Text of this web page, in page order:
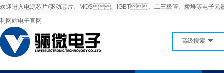
欢迎进入电源芯片/驱动芯片、MOS、IGBT、二三极管、桥堆等电子
利网站电子官网
高级搜索